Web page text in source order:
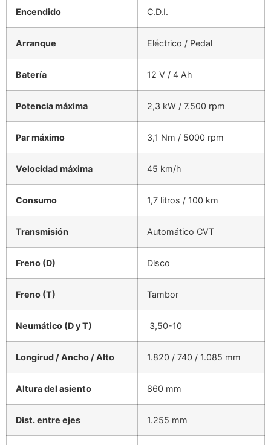
Encendido C.D.I.
Arranque Eléctrico / Pedal
Batería 12 V / 4 Ah
Potencia máxima 2,3 kW / 7.500 rpm
Par máximo 3,1 Nm / 5000 rpm
Velocidad máxima 45 km/h
Consumo 1,7 litros / 100 km
Transmisión Automático CVT
Freno (D) Disco
Freno (T) Tambor
Neumático (D y T) 3,50-10
Longirud / Ancho / Alto 1.820 / 740 / 1.085 mm
Altura del asiento 860 mm
Dist. entre ejes 1.255 mm